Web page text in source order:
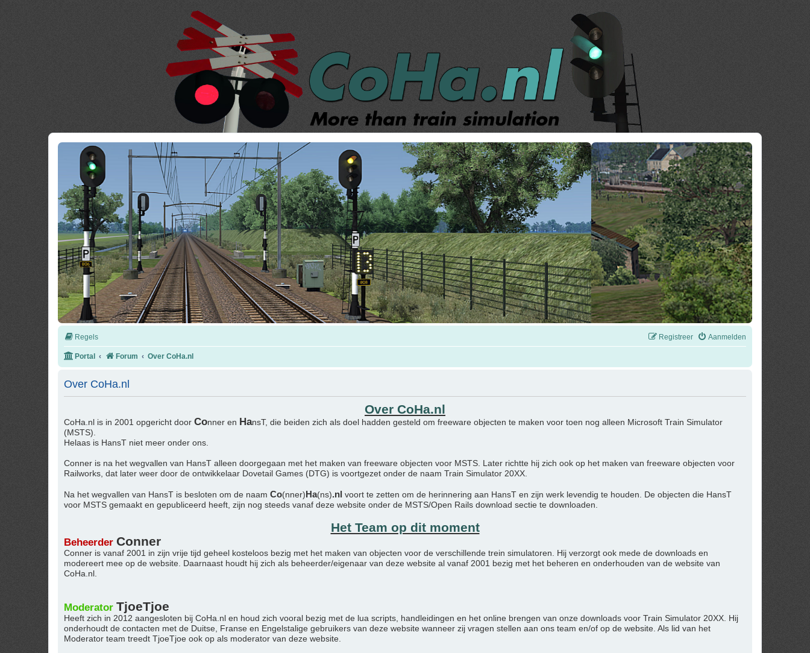
Regels Aanmelden
Registreer
Portal Forum Over CoHa.nl
Over CoHa.nl
Over CoHa.nl
CoHa.nl is in 2001 opgericht door Conner en HansT, die beiden zich als doel hadden gesteld om freeware objecten te maken voor toen nog alleen Microsoft Train Simulator
(MSTS).
Helaas is HansT niet meer onder ons.
Conner is na het wegvallen van HansT alleen doorgegaan met het maken van freeware objecten voor MSTS. Later richtte hij zich ook op het maken van freeware objecten voor
Railworks, dat later weer door de ontwikkelaar Dovetail Games (DTG) is voortgezet onder de naam Train Simulator 20XX.
Na het wegvallen van HansT is besloten om de naam Co(nner)Ha(ns).nl voort te zetten om de herinnering aan HansT en zijn werk levendig te houden. De objecten die HansT
voor MSTS gemaakt en gepubliceerd heeft, zijn nog steeds vanaf deze website onder de MSTS/Open Rails download sectie te downloaden.
Het Team op dit moment
Beheerder Conner
Conner is vanaf 2001 in zijn vrije tijd geheel kosteloos bezig met het maken van objecten voor de verschillende trein simulatoren. Hij verzorgt ook mede de downloads en
modereert mee op de website. Daarnaast houdt hij zich als beheerder/eigenaar van deze website al vanaf 2001 bezig met het beheren en onderhouden van de website van
CoHa.nl.
Moderator TjoeTjoe
Heeft zich in 2012 aangesloten bij CoHa.nl en houd zich vooral bezig met de lua scripts, handleidingen en het online brengen van onze downloads voor Train Simulator 20XX. Hij
onderhoudt de contacten met de Duitse, Franse en Engelstalige gebruikers van deze website wanneer zij vragen stellen aan ons team en/of op de website. Als lid van het
Moderator team treedt TjoeTjoe ook op als moderator van deze website.